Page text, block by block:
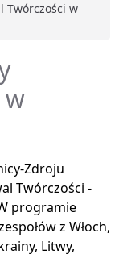
Twórczości w
w
Zdroju
Twórczości -
programie
z Włoch,
Litwy,